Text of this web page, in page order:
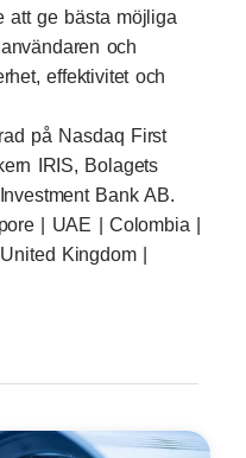
att ge bästa möjliga
och
effektivitet och
på Nasdaq First
IRIS, Bolagets
Bank AB.
| UAE | Colombia |
Kingdom |